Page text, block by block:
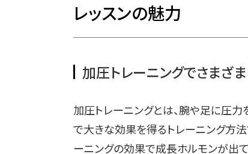
レッスンの魅力
加圧トレーニングでさまざ
加圧トレーニングとは、腕や足に圧
で大きな効果を得るトレーニング方
ーニングの効果で成長ホルモンが出